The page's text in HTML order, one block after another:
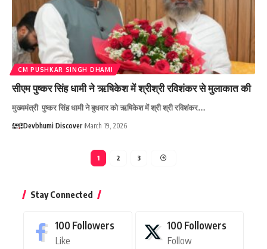
CM PUSHKAR SINGH DHAMI
सीएम पुष्कर सिंह धामी ने ऋषिकेश में श्रीश्री रविशंकर से मुलाकात की
मुख्यमंत्री पुष्कर सिंह धामी ने बुधवार को ऋषिकेश में श्री श्री रविशंकर…
Devbhumi Discover March 19, 2026
1 2 3
Stay Connected
100 Followers
Like
100 Followers
Follow